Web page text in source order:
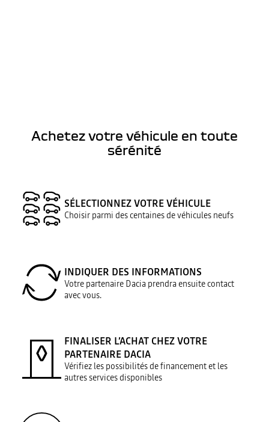
Achetez votre véhicule en toute
sérénité
SÉLECTIONNEZ VOTRE VÉHICULE
Choisir parmi des centaines de véhicules neufs
INDIQUER DES INFORMATIONS
Votre partenaire Dacia prendra ensuite contact
avec vous.
FINALISER L’ACHAT CHEZ VOTRE
PARTENAIRE DACIA
Vérifiez les possibilités de financement et les
autres services disponibles